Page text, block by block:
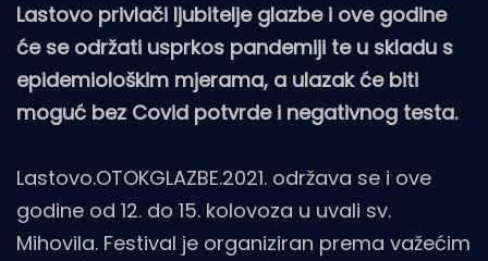
Lastovo privlači ljubitelje glazbe i ove godine
će se održati usprkos pandemiji te u skladu s
epidemiološkim mjerama, a ulazak će biti
moguć bez Covid potvrde i negativnog testa.
Lastovo.OTOKGLAZBE.2021. održava se i ove
godine od 12. do 15. kolovoza u uvali sv.
Mihovila. Festival je organiziran prema važećim